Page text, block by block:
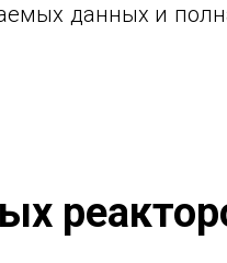
данных и